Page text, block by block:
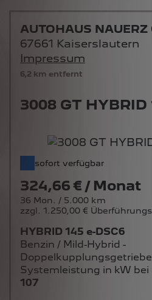
6,2 km entfernt
3008 GT HYBRID
sofort verfügbar
324,66 € / Monat
36 Mon. / 5.000 km
zzgl. 1.250,00 €
AUTOHAUS NAUERZ
67661 Kaiserslautern
Impressum
HYBRID 145 e-DSC6
Benzin / Mild-Hybrid -
Doppelkupplungsgetriebe
Systemleistung in kW bei
107